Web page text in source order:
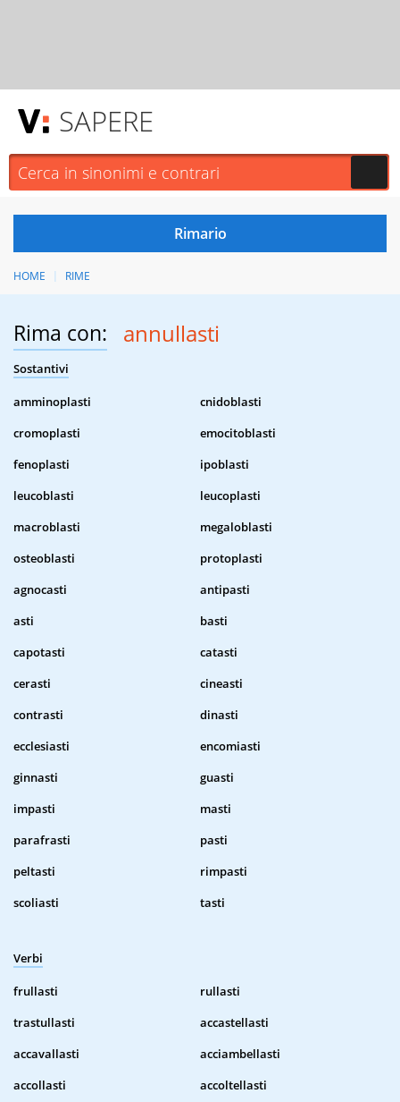
SAPERE
HOME RIME
Rima con: annullasti
Sostantivi
amminoplasti
cnidoblasti
cromoplasti
emocitoblasti
fenoplasti
ipoblasti
leucoblasti
leucoplasti
macroblasti
megaloblasti
osteoblasti
protoplasti
agnocasti
antipasti
asti
basti
capotasti
catasti
cerasti
cineasti
contrasti
dinasti
ecclesiasti
encomiasti
ginnasti
guasti
impasti
masti
parafrasti
pasti
peltasti
rimpasti
scoliasti
tasti
Verbi
frullasti
rullasti
trastullasti
accastellasti
accavallasti
acciambellasti
accollasti
accoltellasti